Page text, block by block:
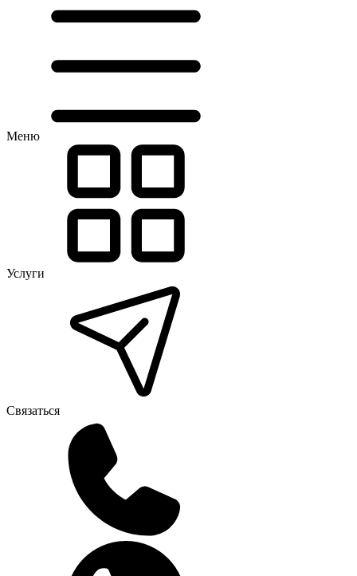
Меню
Услуги
Связаться